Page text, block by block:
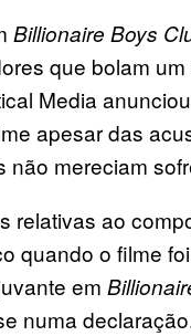
Billionaire Boys
que bolam
Media
apesar das
mereciam
relativas ao
quando o filme
em
numa